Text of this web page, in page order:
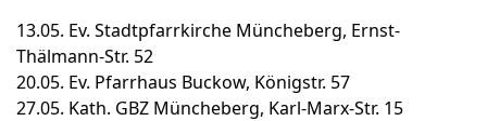
13.05. Ev. Stadtpfarrkirche Müncheberg, Ernst-
Thälmann-Str. 52
20.05. Ev. Pfarrhaus Buckow, Königstr. 57
27.05. Kath. GBZ Müncheberg, Karl-Marx-Str. 15